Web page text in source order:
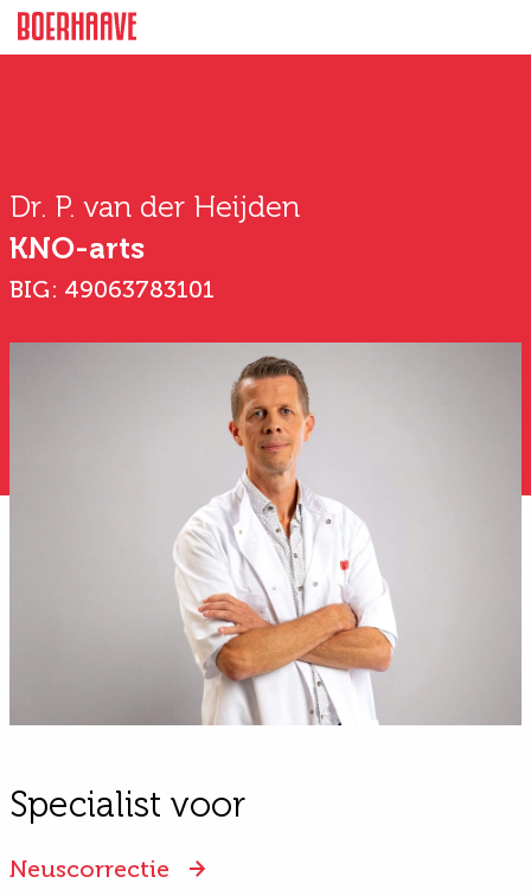
Dr. P. van der Heijden
KNO-arts
BIG: 49063783101
Specialist voor
Neuscorrectie